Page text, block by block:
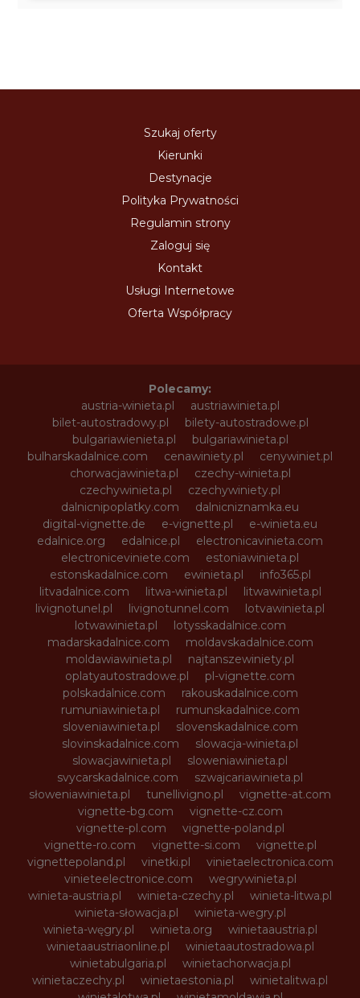
Szukaj oferty
Kierunki
Destynacje
Polityka Prywatności
Regulamin strony
Zaloguj się
Kontakt
Usługi Internetowe
Oferta Współpracy
Polecamy:
austria-winieta.pl
austriawinieta.pl
bilet-autostradowy.pl
bilety-autostradowe.pl
bulgariawienieta.pl
bulgariawinieta.pl
bulharskadalnice.com
cenawiniety.pl
cenywiniet.pl
chorwacjawinieta.pl
czechy-winieta.pl
czechywinieta.pl
czechywiniety.pl
dalnicnipoplatky.com
dalnicniznamka.eu
digital-vignette.de
e-vignette.pl
e-winieta.eu
edalnice.org
edalnice.pl
electronicavinieta.com
electroniceviniete.com
estoniawinieta.pl
estonskadalnice.com
ewinieta.pl
info365.pl
litvadalnice.com
litwa-winieta.pl
litwawinieta.pl
livignotunel.pl
livignotunnel.com
lotvawinieta.pl
lotwawinieta.pl
lotysskadalnice.com
madarskadalnice.com
moldavskadalnice.com
moldawiawinieta.pl
najtanszewiniety.pl
oplatyautostradowe.pl
pl-vignette.com
polskadalnice.com
rakouskadalnice.com
rumuniawinieta.pl
rumunskadalnice.com
sloveniawinieta.pl
slovenskadalnice.com
slovinskadalnice.com
slowacja-winieta.pl
slowacjawinieta.pl
sloweniawinieta.pl
svycarskadalnice.com
szwajcariawinieta.pl
słoweniawinieta.pl
tunellivigno.pl
vignette-at.com
vignette-bg.com
vignette-cz.com
vignette-pl.com
vignette-poland.pl
vignette-ro.com
vignette-si.com
vignette.pl
vignettepoland.pl
vinetki.pl
vinietaelectronica.com
vinieteelectronice.com
wegrywinieta.pl
winieta-austria.pl
winieta-czechy.pl
winieta-litwa.pl
winieta-słowacja.pl
winieta-wegry.pl
winieta-węgry.pl
winieta.org
winietaaustria.pl
winietaaustriaonline.pl
winietaautostradowa.pl
winietabulgaria.pl
winietachorwacja.pl
winietaczechy.pl
winietaestonia.pl
winietalitwa.pl